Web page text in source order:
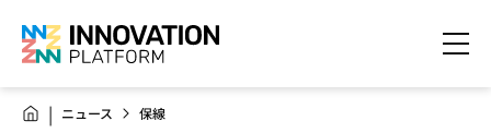
ニュース 保線